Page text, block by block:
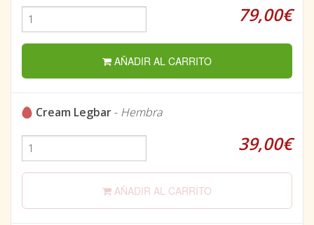
79,00€
AÑADIR AL CARRITO
Cream Legbar- Hembra
39,00€
AÑADIR AL CARRITO